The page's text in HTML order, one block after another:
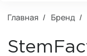
Главная Бренд